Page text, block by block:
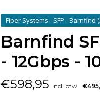
Fiber Systems - SFP - Barnfind
Barnfind
- 12Gbps -
€598,95 Incl. btw